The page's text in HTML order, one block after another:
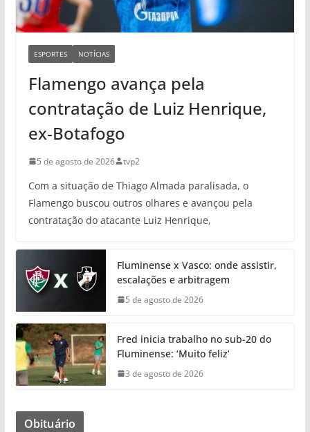
ESPORTES NOTÍCIAS
Flamengo avança pela
contratação de Luiz Henrique,
ex-Botafogo
5 de agosto de 2026 tvp2
Com a situação de Thiago Almada paralisada, o
Flamengo buscou outros olhares e avançou pela
contratação do atacante Luiz Henrique,
Fluminense x Vasco: onde assistir,
escalações e arbitragem
5 de agosto de 2026
Fred inicia trabalho no sub-20 do
Fluminense: ‘Muito feliz’
3 de agosto de 2026
Obituário